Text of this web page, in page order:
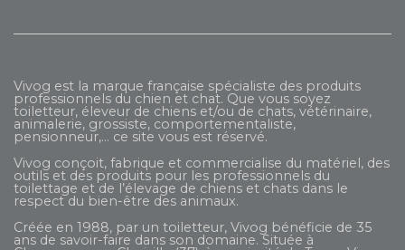
Vivog est la marque française spécialiste des produits
professionnels du chien et chat. Que vous soyez
toiletteur, éleveur de chiens et/ou de chats, vétérinaire,
animalerie, grossiste, comportementaliste,
pensionneur,... ce site vous est réservé.
Vivog conçoit, fabrique et commercialise du matériel, des
outils et des produits pour les professionnels du
toilettage et de l’élevage de chiens et chats dans le
respect du bien-être des animaux.
Créée en 1988, par un toiletteur, Vivog bénéficie de 35
ans de savoir-faire dans son domaine. Située à